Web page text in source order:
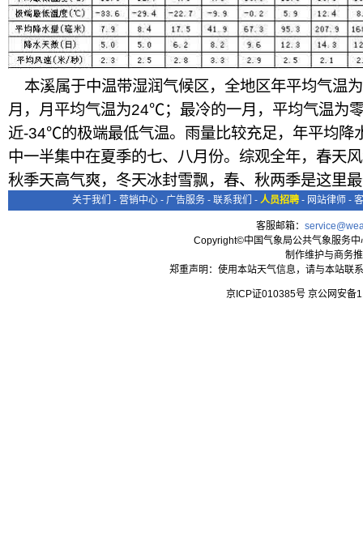
本溪属于中温带湿润气候区，全地区年平均气温
月，月平均气温为24℃；最冷的一月，平均气温为
近-34℃的极端最低气温。雨量比较充足，年平均降
中一半集中在夏季的七、八月份。综观全年，春天
秋季天高气爽，冬天冰封雪飘，春、秋两季是这里
关于我们 - 营销中心 - 广告服务 - 联系我们 - 人员招聘 - 网站律师 -
客服邮箱：
Copyright©中国气象局公共气象服务
制作维护与商务
郑重声明：使用本站天气信息，请与本站联
京ICP证010385号 京公网安备